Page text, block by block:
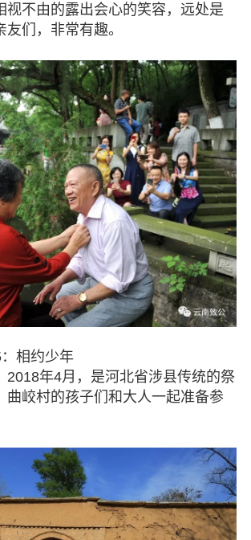
视不由的露出会心的笑容，远处是
们，非常有趣。
相约少年
年4月，是河北省涉县传统的祭
曲峧村的孩子们和大人一起准备参